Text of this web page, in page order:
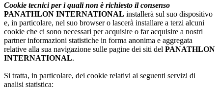
Cookie tecnici per i quali non è richiesto il consenso
PANATHLON INTERNATIONAL installerà sul suo dispositivo
e, in particolare, nel suo browser o lascerà installare a terzi alcuni
cookie che ci sono necessari per acquisire o far acquisire a nostri
partner informazioni statistiche in forma anonima e aggregata
relative alla sua navigazione sulle pagine dei siti del PANATHLON
INTERNATIONAL.
Si tratta, in particolare, dei cookie relativi ai seguenti servizi di
analisi statistica: